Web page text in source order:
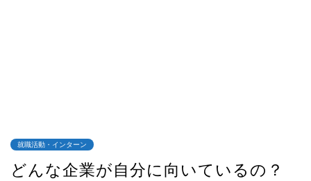
就職活動・インターン
どんな企業が自分に向いているの？